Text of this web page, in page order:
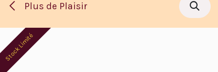
Plus de Plaisir
Stock Limité